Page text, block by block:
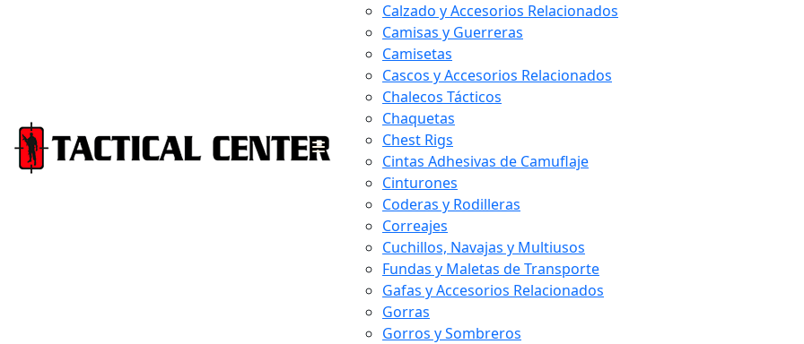
Calzado y Accesorios Relacionados
Camisas y Guerreras
Camisetas
Cascos y Accesorios Relacionados
Chalecos Tácticos
Chaquetas
Chest Rigs
Cintas Adhesivas de Camuflaje
Cinturones
Coderas y Rodilleras
Correajes
Cuchillos, Navajas y Multiusos
Fundas y Maletas de Transporte
Gafas y Accesorios Relacionados
Gorras
Gorros y Sombreros